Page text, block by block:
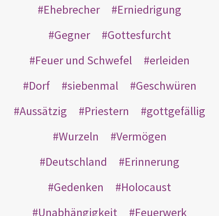
Ehebrecher
Erniedrigung
Gegner
Gottesfurcht
Feuer und Schwefel
erleiden
Dorf
siebenmal
Geschwüren
Aussätzig
Priestern
gottgefällig
Wurzeln
Vermögen
Deutschland
Erinnerung
Gedenken
Holocaust
Unabhängigkeit
Feuerwerk